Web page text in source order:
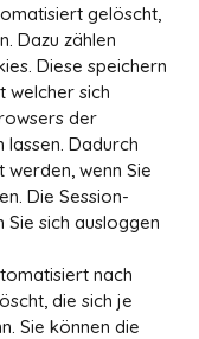
gelöscht,
Dazu zählen
Diese speichern
welcher sich
der
lassen. Dadurch
werden, wenn Sie
Die Session-
sich ausloggen
nach
die sich je
Sie können die